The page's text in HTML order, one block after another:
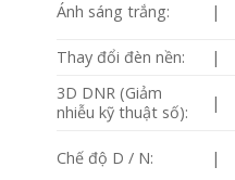
Ánh sáng trắng: |
Thay đổi đèn nền:
|
3D DNR (Giảm
nhiễu kỹ thuật số):
|
Chế độ D / N: |